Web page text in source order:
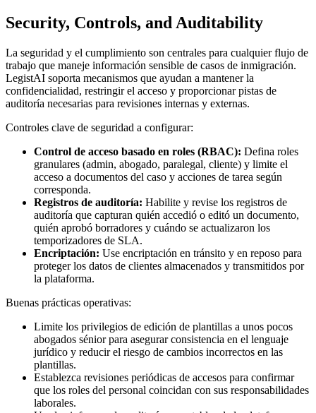
Security, Controls, and Auditability
La seguridad y el cumplimiento son centrales para cualquier flujo de
trabajo que maneje información sensible de casos de inmigración.
LegistAI soporta mecanismos que ayudan a mantener la
confidencialidad, restringir el acceso y proporcionar pistas de
auditoría necesarias para revisiones internas y externas.
Controles clave de seguridad a configurar:
Control de acceso basado en roles (RBAC): Defina roles
granulares (admin, abogado, paralegal, cliente) y limite el
acceso a documentos del caso y acciones de tarea según
corresponda.
Registros de auditoría: Habilite y revise los registros de
auditoría que capturan quién accedió o editó un documento,
quién aprobó borradores y cuándo se actualizaron los
temporizadores de SLA.
Encriptación: Use encriptación en tránsito y en reposo para
proteger los datos de clientes almacenados y transmitidos por
la plataforma.
Buenas prácticas operativas:
Limite los privilegios de edición de plantillas a unos pocos
abogados sénior para asegurar consistencia en el lenguaje
jurídico y reducir el riesgo de cambios incorrectos en las
plantillas.
Establezca revisiones periódicas de accesos para confirmar
que los roles del personal coincidan con sus responsabilidades
laborales.